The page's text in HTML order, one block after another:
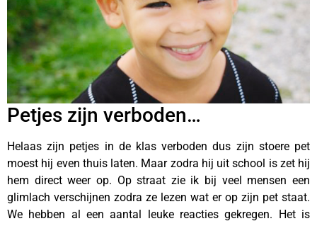
Petjes zijn verboden…
Helaas zijn petjes in de klas verboden dus zijn stoere pet
moest hij even thuis laten. Maar zodra hij uit school is zet hij
hem direct weer op. Op straat zie ik bij veel mensen een
glimlach verschijnen zodra ze lezen wat er op zijn pet staat.
We hebben al een aantal leuke reacties gekregen. Het is